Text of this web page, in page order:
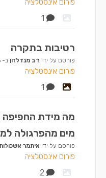
פורום אינסטלציה
1
רטיבות בתקרה
פורסם על ידי דב מנדלזון ב-
פורום אינסטלציה
1
מים מהפרגולה
פורסם על ידי איתמר
פורום אינסטלציה
2